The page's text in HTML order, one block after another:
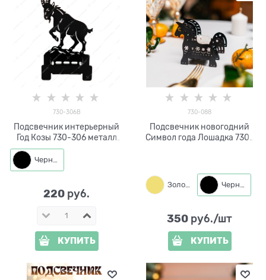
730-306B
Подсвечник интерьерный
Год Козы 730-306 металл
7*5*13 см
Черный
220 руб.
КУПИТЬ
730-088
Подсвечник новогодний
Символ года Лошадка 730-
Золото Черный
350 руб./шт
КУПИТЬ